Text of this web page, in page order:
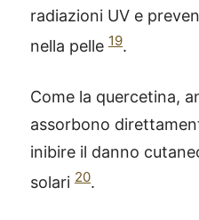
radiazioni UV e
nella pelle 19.
Come la quercetina,
assorbono
inibire il danno
solari 20.